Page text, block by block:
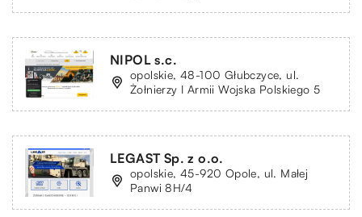
NIPOL s.c.
opolskie, 48-100 Głubczyce, ul.
Żołnierzy I Armii Wojska Polskiego 5
LEGAST Sp. z o.o.
opolskie, 45-920 Opole, ul. Małej
Panwi 8H/4